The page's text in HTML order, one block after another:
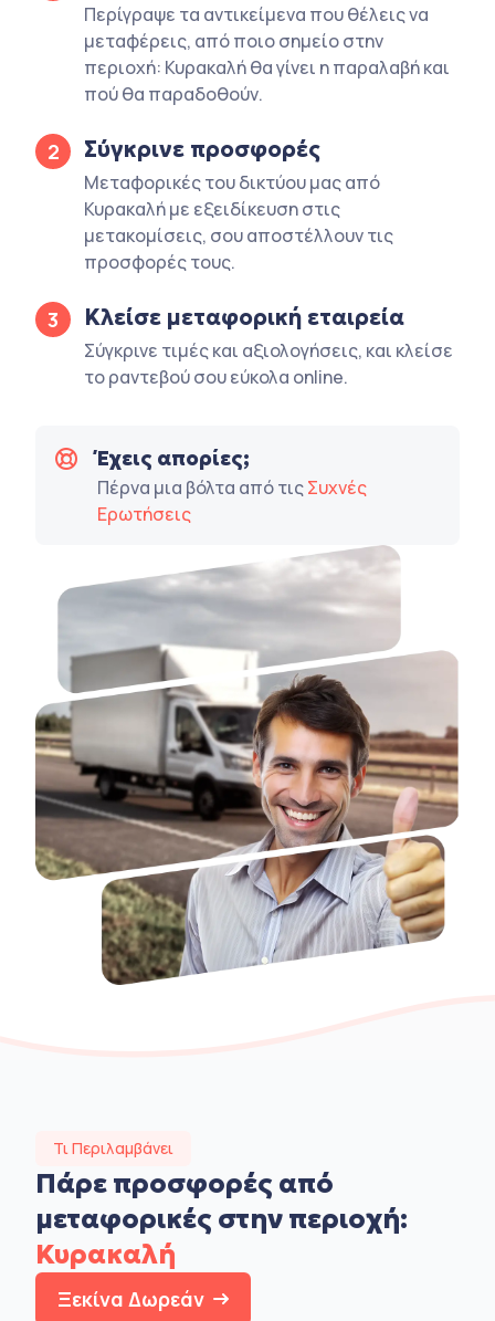
Περίγραψε τα αντικείμενα που θέλεις να
μεταφέρεις, από ποιο σημείο στην
περιοχή: Κυρακαλή θα γίνει η παραλαβή και
πού θα παραδοθούν.
2 Σύγκρινε προσφορές
Μεταφορικές του δικτύου μας από
Κυρακαλή με εξειδίκευση στις
μετακομίσεις, σου αποστέλλουν τις
προσφορές τους.
3 Κλείσε μεταφορική εταιρεία
Σύγκρινε τιμές και αξιολογήσεις, και κλείσε
το ραντεβού σου εύκολα online.
Έχεις απορίες;
Πέρνα μια βόλτα από τιςΣυχνές
Ερωτήσεις
Τι Περιλαμβάνει
Πάρε προσφορές από
μεταφορικές στην περιοχή:
Κυρακαλή
Ξεκίνα Δωρεάν